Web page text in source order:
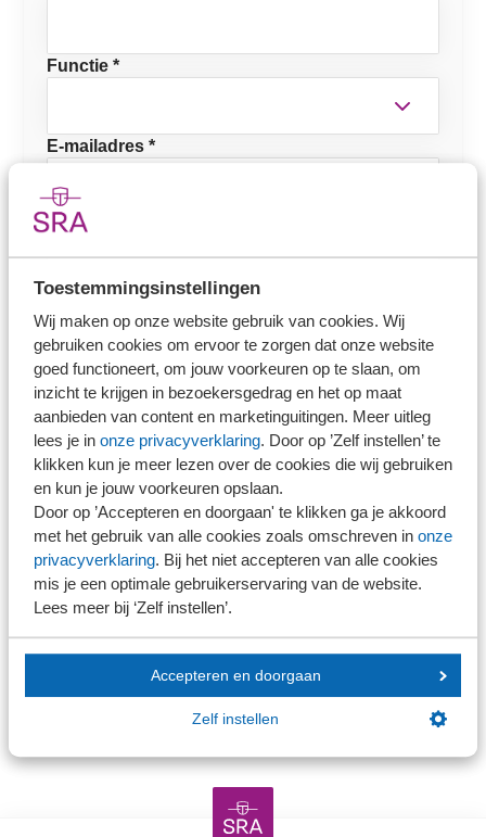
Toestemmingsinstellingen
Wij maken op onze website gebruik van cookies. Wij
gebruiken cookies om ervoor te zorgen dat onze website
goed functioneert, om jouw voorkeuren op te slaan, om
inzicht te krijgen in bezoekersgedrag en het op maat
aanbieden van content en marketinguitingen. Meer uitleg
lees je in onze privacyverklaring. Door op ’Zelf instellen’ te
klikken kun je meer lezen over de cookies die wij gebruiken
en kun je jouw voorkeuren opslaan.
Door op ’Accepteren en doorgaan' te klikken ga je akkoord
met het gebruik van alle cookies zoals omschreven in onze
privacyverklaring. Bij het niet accepteren van alle cookies
mis je een optimale gebruikerservaring van de website.
Lees meer bij ‘Zelf instellen’.
Accepteren en doorgaan
Zelf instellen
Functie *
E-mailadres *
Mobiel telefoonnummer
Ja
Nee
NEVOA-lid
Ja
Nee
Opmerkingen
Deelnemer toevoegen
Verder